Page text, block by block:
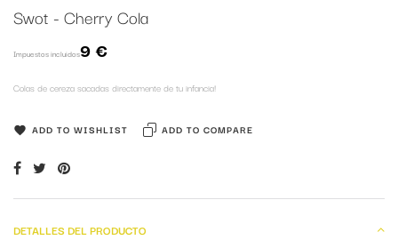
Swot - Cherry Cola
9 €
Impuestos incluidos
Colas de cereza sacadas directamente de tu infancia!
ADD TO WISHLIST ADD TO COMPARE
DETALLES DEL PRODUCTO